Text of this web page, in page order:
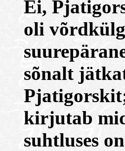
Ei,
oli
sõnalt
kirjutab
suhtluses